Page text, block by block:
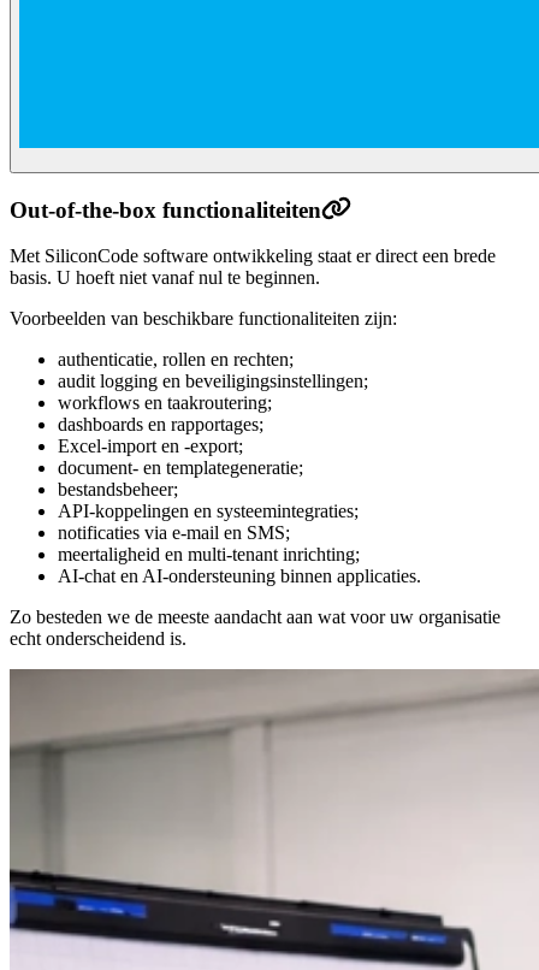
Out-of-the-box functionaliteiten
Met SiliconCode software ontwikkeling staat er direct een brede
basis. U hoeft niet vanaf nul te beginnen.
Voorbeelden van beschikbare functionaliteiten zijn:
authenticatie, rollen en rechten;
audit logging en beveiligingsinstellingen;
workflows en taakroutering;
dashboards en rapportages;
Excel-import en -export;
document- en templategeneratie;
bestandsbeheer;
API-koppelingen en systeemintegraties;
notificaties via e-mail en SMS;
meertaligheid en multi-tenant inrichting;
AI-chat en AI-ondersteuning binnen applicaties.
Zo besteden we de meeste aandacht aan wat voor uw organisatie
echt onderscheidend is.